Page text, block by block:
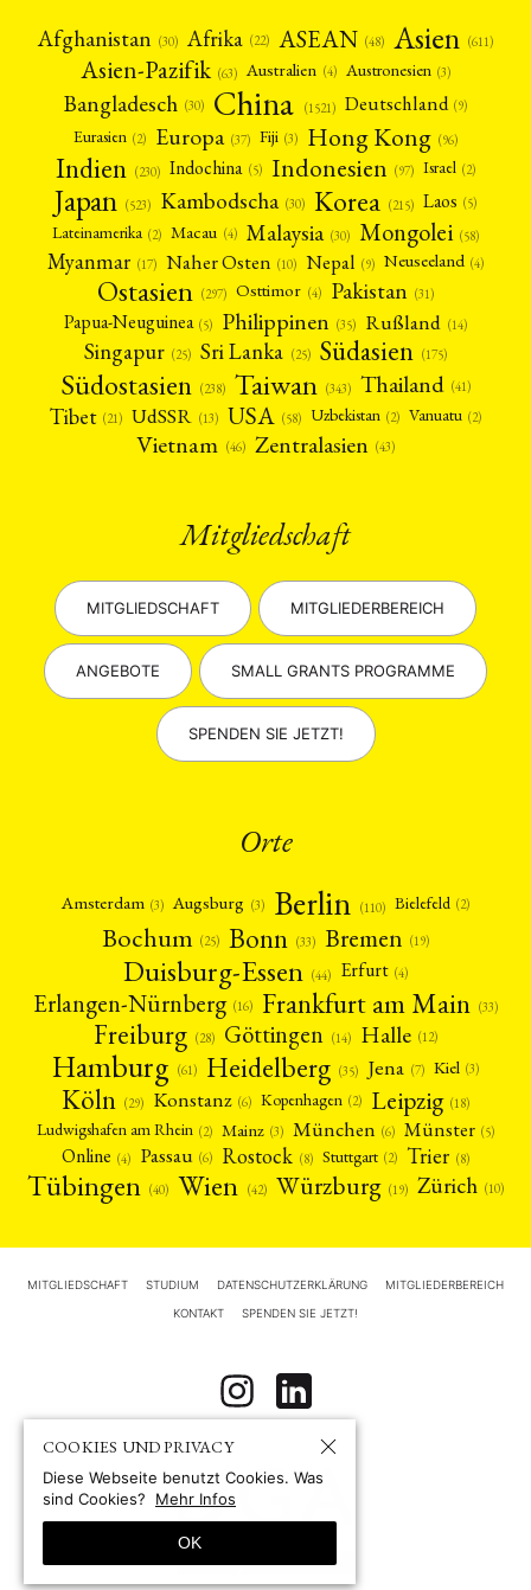
Afghanistan (30) Afrika (22) ASEAN (48) Asien (611)
Asien-Pazifik (63) Australien (4) Austronesien (3)
Bangladesch (30) China (1521) Deutschland (9)
Eurasien (2) Europa (37) Fiji (3) Hong Kong (96)
Indien (230) Indochina (5) Indonesien (97) Israel (2)
Japan (523) Kambodscha (30) Korea (215) Laos (5)
Lateinamerika (2) Macau (4) Malaysia (30) Mongolei (58)
Myanmar (17) Naher Osten (10) Nepal (9) Neuseeland (4)
Ostasien (297) Osttimor (4) Pakistan (31)
Papua-Neuguinea (5) Philippinen (35) Rußland (14)
Singapur (25) Sri Lanka (25) Südasien (175)
Südostasien (238) Taiwan (343) Thailand (41)
Tibet (21) UdSSR (13) USA (58) Uzbekistan (2) Vanuatu (2)
Vietnam (46) Zentralasien (43)
Mitgliedschaft
MITGLIEDSCHAFT MITGLIEDERBEREICH
ANGEBOTE SMALL GRANTS PROGRAMME
SPENDEN SIE JETZT!
Orte
Amsterdam (3) Augsburg (3) Berlin (110) Bielefeld (2)
Bochum (25) Bonn (33) Bremen (19)
Duisburg-Essen (44) Erfurt (4)
Erlangen-Nürnberg (16) Frankfurt am Main (33)
Freiburg (28) Göttingen (14) Halle (12)
Hamburg (61) Heidelberg (35) Jena (7) Kiel (3)
Köln (29) Konstanz (6) Kopenhagen (2) Leipzig (18)
Ludwigshafen am Rhein (2) Mainz (3) München (6) Münster (5)
Online (4) Passau (6) Rostock (8) Stuttgart (2) Trier (8)
Tübingen (40) Wien (42) Würzburg (19) Zürich (10)
MITGLIEDSCHAFT STUDIUM DATENSCHUTZERKLÄRUNG MITGLIEDERBEREICH
KONTAKT SPENDEN SIE JETZT!
COOKIES UND PRIVACY
Diese Webseite benutzt Cookies. Was
sind Cookies?
Mehr Infos
OK